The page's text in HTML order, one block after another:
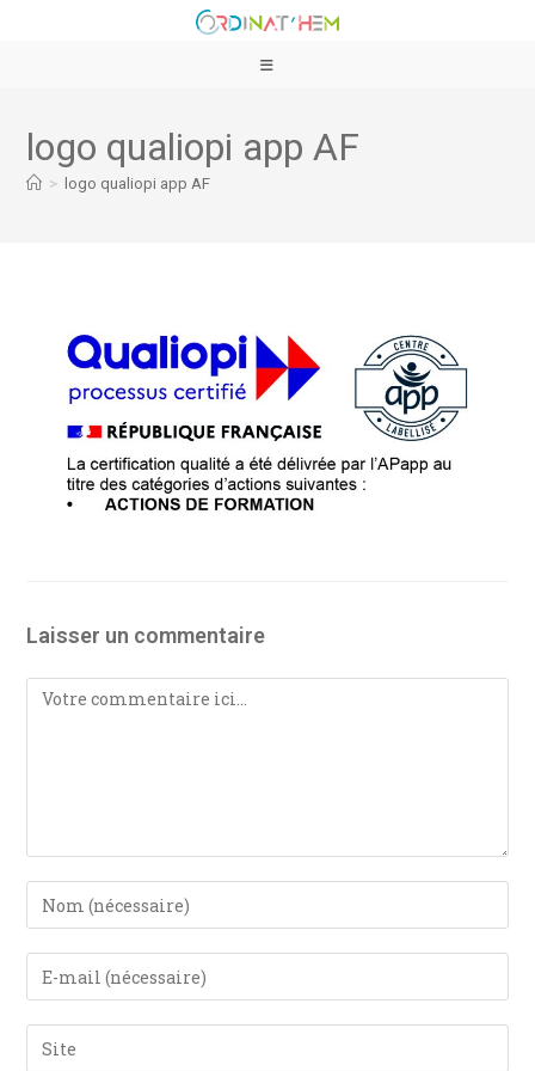
logo qualiopi app AF
> logo qualiopi app AF
Laisser un commentaire